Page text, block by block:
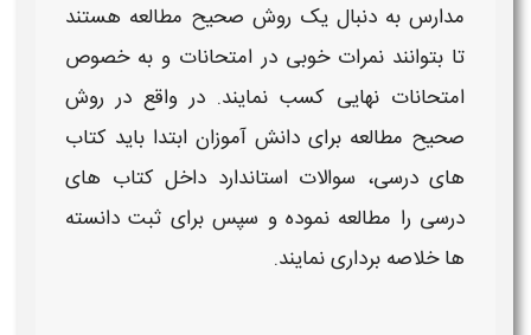
مدارس به دنبال یک روش صحیح مطالعه هستند
تا بتوانند نمرات خوبی درامتحانات و به خصوص
امتحانات نهایی کسب نمایند. در واقع در روش
صحیح مطالعه برای دانش آموزان ابتدا باید کتاب
های درسی، سوالات استاندارد داخل کتاب های
درسی را مطالعه نموده و سپس برای ثبت دانسته
هاخلاصه بردارینمایند.